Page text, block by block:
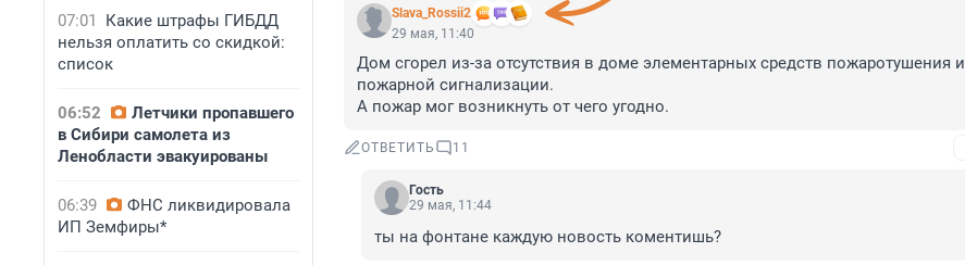
07:01
Какие штрафы ГИБДД
нельзя оплатить со скидкой:
список
06:52
Летчики пропавшего
в Сибири самолета из
Ленобласти эвакуированы
06:39
ФНС ликвидировала
ИП Земфиры*
Slava_Rossii2
29 мая, 11:40
Дом сгорел из-за отсутствия в доме элементарных средств пожаротушения и
пожарной сигнализации.
А пожар мог возникнуть от чего угодно.
ОТВЕТИТЬ 11
Гость
29 мая, 11:44
ты на фонтане каждую новость коментишь?